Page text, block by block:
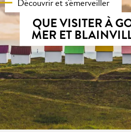
QUE VISITER À
MER ET